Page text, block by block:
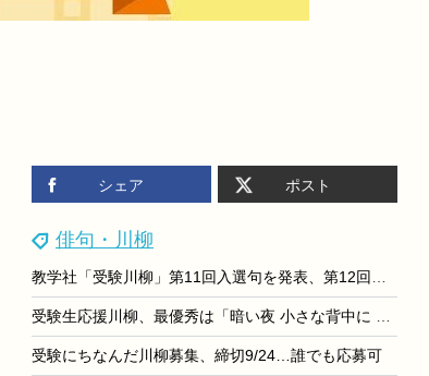
シェア ポスト
俳句・川柳
教学社「受験川柳」第11回入選句を発表、第12回募集も開始
受験生応援川柳、最優秀は「暗い夜 小さな背中に 春よこい」
受験にちなんだ川柳募集、締切9/24…誰でも応募可